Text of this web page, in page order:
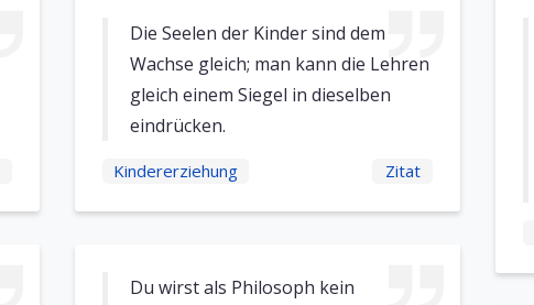
Die Seelen der Kinder sind dem
Wachse gleich; man kann die Lehren
gleich einem Siegel in dieselben
eindrücken.
Kindererziehung Zitat
Du wirst als Philosoph kein